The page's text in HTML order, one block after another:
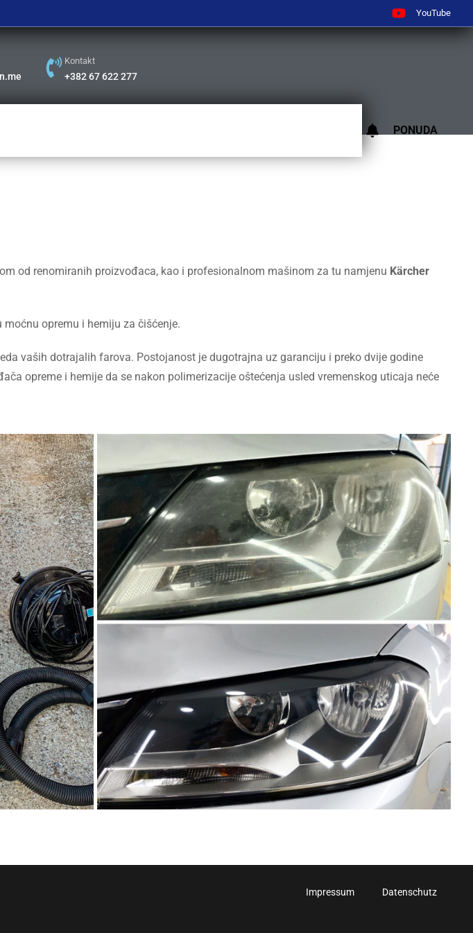
YouTube
Kontakt
+382 67 622 277
PONUDA
od renomiranih proizvođaca, kao i profesionalnom mašinom za tu namjenu Kärcher
opremu i hemiju za čišćenje.
vaših dotrajalih farova. Postojanost je dugotrajna uz garanciju i preko dvije godine
opreme i hemije da se nakon polimerizacije oštećenja usled vremenskog uticaja neće
Impressum Datenschutz